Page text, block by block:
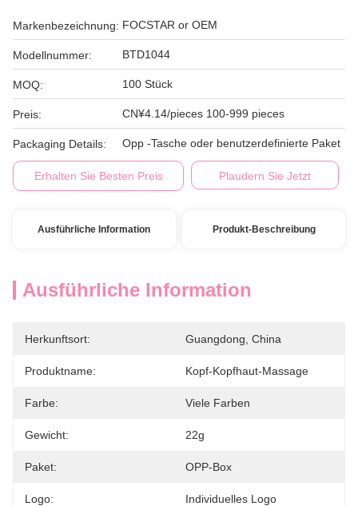
Markenbezeichnung: FOCSTAR or OEM
Modellnummer: BTD1044
MOQ: 100 Stück
Preis: CN¥4.14/pieces 100-999 pieces
Packaging Details: Opp -Tasche oder benutzerdefinierte Paket
Erhalten Sie Besten Preis Plaudern Sie Jetzt
Ausführliche Information Produkt-Beschreibung
Ausführliche Information
Herkunftsort: Guangdong, China
Produktname: Kopf-Kopfhaut-Massage
Farbe: Viele Farben
Gewicht: 22g
Paket: OPP-Box
Logo: Individuelles Logo